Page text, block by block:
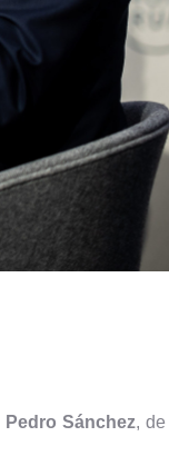
Pedro Sánchez, de